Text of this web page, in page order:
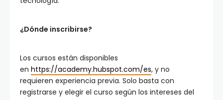
¿Dónde inscribirse?
Los cursos están disponibles
en https://academy.hubspot.com/es, y no
requieren experiencia previa. Solo basta con
registrarse y elegir el curso según los intereses del